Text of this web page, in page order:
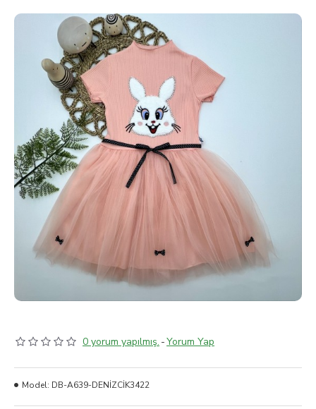
0 yorum yapılmış. -Yorum Yap
Model: DB-A639-DENİZCİK3422